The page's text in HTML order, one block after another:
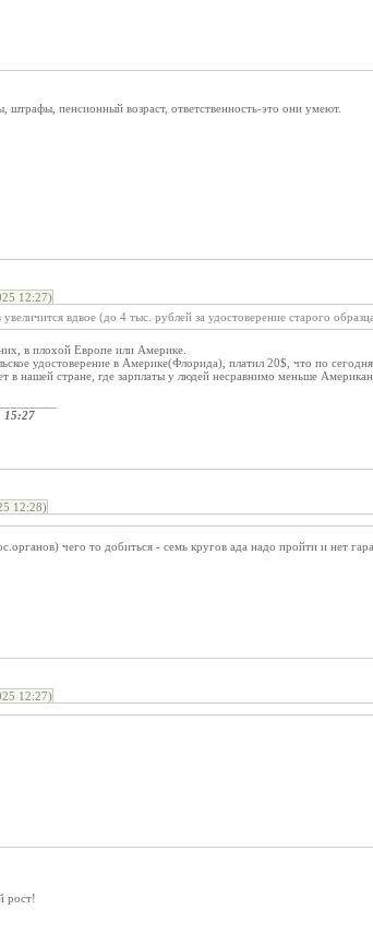
пенсионный возраст, ответственность-это они умеют.
12:27)
вдвое (до 4 тыс. рублей за удостоверение старого
в плохой Европе или Америке.
удостоверение в Америке(Флорида), платил 20$, что по
в нашей стране, где зарплаты у людей несравнимо меньше
15:27
12:28)
чего то добиться - семь кругов ада надо пройти и нет
12:27)
рост!